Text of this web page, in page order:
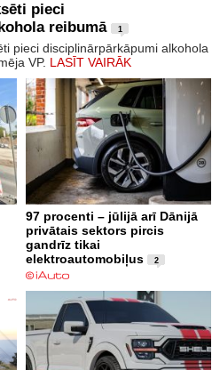
pieci
reibumā
1
pieci disciplinārpārkāpumi alkohola
VP. LASĪT VAIRĀK
97 procenti – jūlijā arī Dānijā
privātais sektors pircis
gandrīz tikai
elektroautomobiļus
2